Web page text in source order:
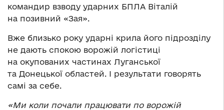
командир взводу ударних БПЛА Віталій
на позивний «Зая».
Вже близько року ударні крила його підрозділу
не дають спокою ворожій логістиці
на окупованих частинах Луганської
та Донецької областей. І результати говорять
самі за себе.
«Ми коли почали працювати по ворожій